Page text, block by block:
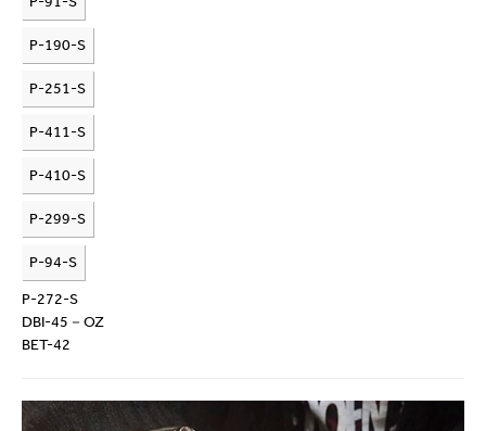
P-190-S
P-251-S
P-411-S
P-410-S
P-299-S
P-94-S
P-272-S
DBI-45－OZ
BET-42